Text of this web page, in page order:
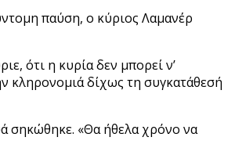
παύση, ο κύριος Λαμανέρ
ότι η κυρία δεν μπορεί ν’
κληρονομιά δίχως τη συγκατάθεσή
σηκώθηκε. «Θα ήθελα χρόνο να